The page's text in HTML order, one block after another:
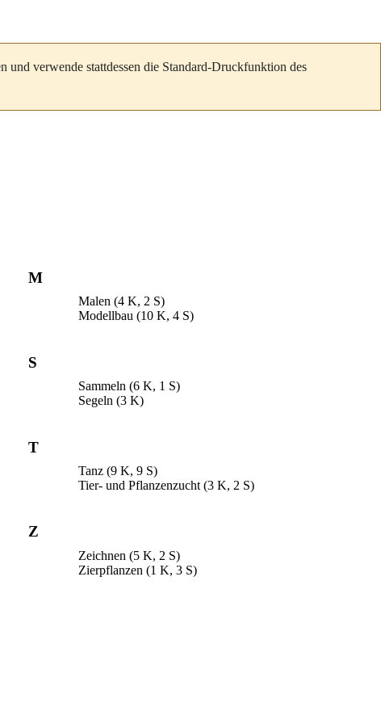
verwende stattdessen die Standard-Druckfunktion des
M
Malen (4 K, 2 S)
Modellbau (10 K, 4 S)
S
Sammeln (6 K, 1 S)
Segeln (3 K)
T
Tanz (9 K, 9 S)
Tier- und Pflanzenzucht (3 K, 2 S)
Z
Zeichnen (5 K, 2 S)
Zierpflanzen (1 K, 3 S)